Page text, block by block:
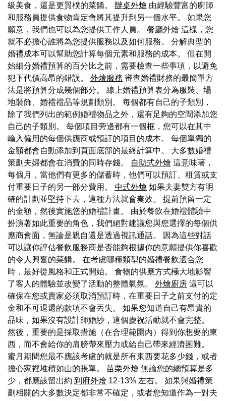
級美食，還是更質樸的菜餚。 辦桌外燴 由經驗豐富的廚師
和服務員提供食物肯定會將其提升到另一個水平。 如果您
願意，我們也可以為您提供工作人員。 餐廳外燴 這樣，您
就不必擔心誰將為您提供服務以及如何服務。 分解典型的
婚禮成本可以幫助您計算每個元素和服務的成本。 但在開
始細分婚禮預算的百分比之前，需要檢查一些事項，以避免
犯下代價高昂的錯誤。 外燴服務 審查婚禮財務的最簡單方
法是將預算分成幾個部分。 線上婚禮預算表分為服裝、場
地裝飾、婚禮禮品等規劃類別。 每個都有自己的子類別，
除了我們列出的範例婚禮物品之外，還有足夠的空間添加您
自己的子類別。 每個項目旁邊都有一個框，您可以在其中
輸入僱用的每個供應商或預訂的項目的成本。 每個單獨的
金額都會自動添加到頁面底部的最終計算中。 大多數婚禮
策劃夫婦都會在消費的同時存錢。
自助式外燴 這意味著，
每個月，當他們有更多的儲蓄時，他們可以預訂、租賃或支
付重要日子的另一部分費用。 中式外燴 如果夫妻雙方有明
確的計劃並堅持下去，這種方法就會奏效。 提前預留一定
的金額，然後實施您的婚禮計畫。 由於餐飲在婚禮體驗中
扮演著如此重要的角色，我們絕對建議您與您選擇的每個供
應商會面，無論是親自還是透過視訊通話。 因為這些對話
可以讓你評估餐飲服務商是否能夠根據你的意願提供你喜歡
的令人興奮的菜餚。 在考慮哪種類型的婚禮餐飲適合您
時，最好從風格和正式開始。 食物的供應方式極大地影響
了客人的體驗並改變了活動的整體氣氛。 外燴廚房 這可以
確保在您或賣家必須取消預訂時，在重要日子之前支付的定
金和不可退還的款項不會丟失。 如果您知道自己有昂貴的
品味，如果沒有設計師婚紗，這個慶祝活動就不會完整。
然後，重要的是採取措施（在合理範圍內）得到你想要的東
西，而不會給你的肩膀帶來壓力或給自己帶來經濟困難。
蜜月期間您最不應該考慮的就是所有東西要花多少錢，或者
擔心家裡堆積如山的賬單。 苗栗外燴 無論您的總預算是多
少，都應該留出約 到府外燴 12-13% 左右。 如果與婚禮策
劃相關的大多數決定都非常不確定，或者您知道作為一對夫